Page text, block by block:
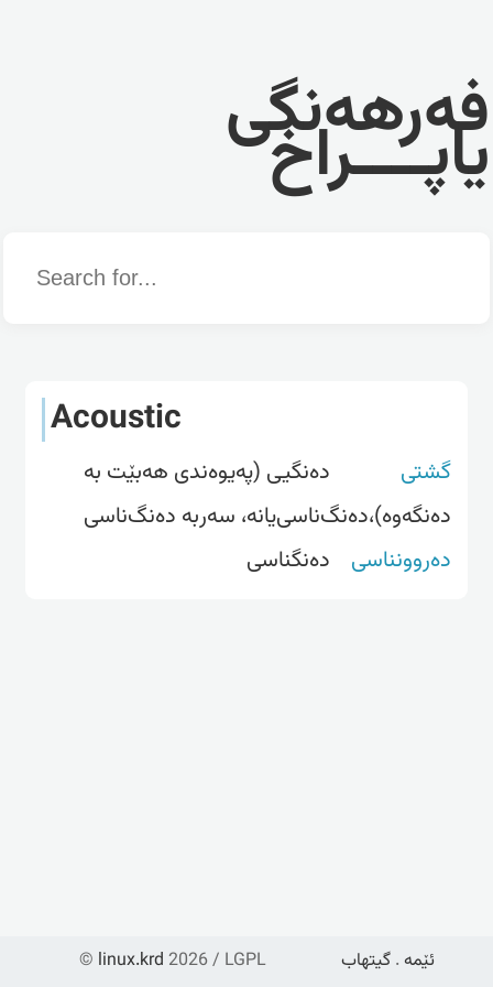
فەرهەنگی
یاپــــراخ
Word
Acoustic
گشتی
دەنگیى (پەیوەندى هەبێت بە
دەنگەوە)،دەنگ‌ناسی‌یانە، سەربە دەنگ‌ناسی
دەروونناسی
دەنگناسی
© linux.krd 2026 / LGPL ئێمە . گیتهاب